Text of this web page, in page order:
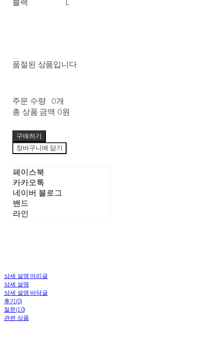
블랙 L
품절된 상품입니다.
주문 수량 0개
총 상품 금액 0원
구매하기
장바구니에 담기
페이스북
카카오톡
네이버 블로그
밴드
라인
상세 설명 머리글
상세 설명
상세 설명 바닥글
후기(0)
질문(10)
관련 상품